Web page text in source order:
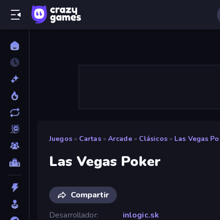
Juegos » Cartas » Arcade » Clásicos » Las Vegas
Las Vegas Poker
Compartir
Desarrollador
inlogic.sk